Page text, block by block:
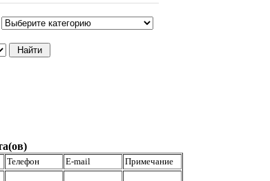
Телефон E-mail Примечание